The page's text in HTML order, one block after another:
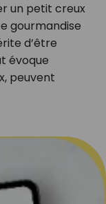
un petit creux
gourmandise
d’être
évoque
peuvent